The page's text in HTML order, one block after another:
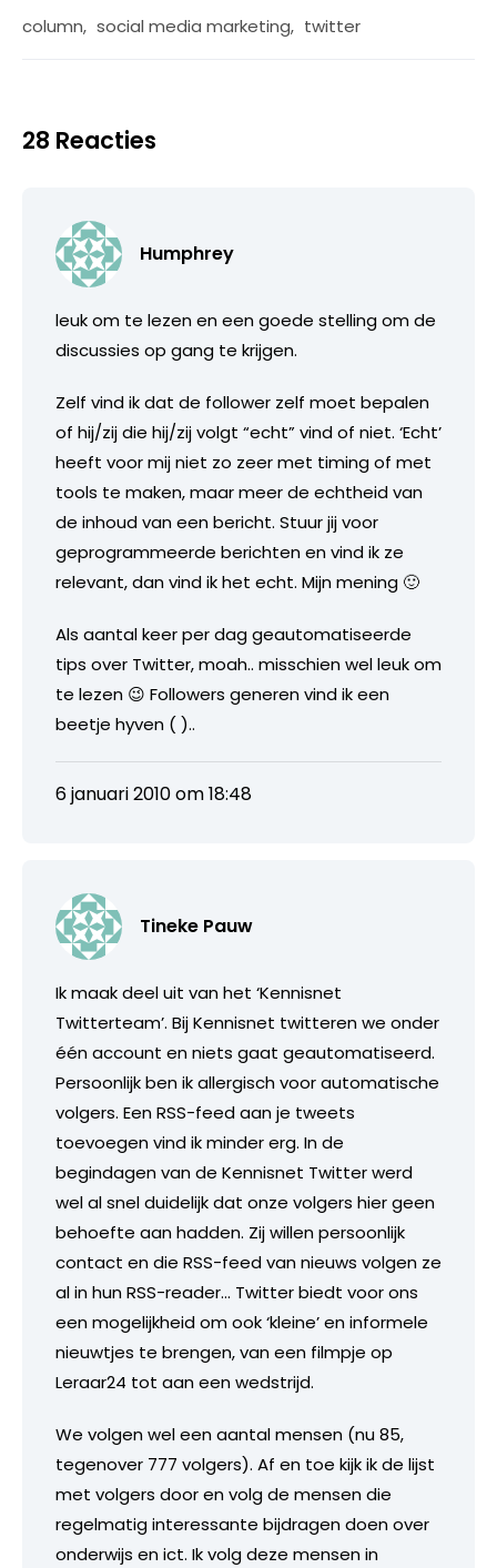
column, social media marketing, twitter
28 Reacties
Humphrey
leuk om te lezen en een goede stelling om de
discussies op gang te krijgen.
Zelf vind ik dat de follower zelf moet bepalen
of hij/zij die hij/zij volgt “echt” vind of niet. ‘Echt’
heeft voor mij niet zo zeer met timing of met
tools te maken, maar meer de echtheid van
de inhoud van een bericht. Stuur jij voor
geprogrammeerde berichten en vind ik ze
relevant, dan vind ik het echt. Mijn mening 🙂
Als aantal keer per dag geautomatiseerde
tips over Twitter, moah.. misschien wel leuk om
te lezen 😉 Followers generen vind ik een
beetje hyven ( )..
6 januari 2010 om 18:48
Tineke Pauw
Ik maak deel uit van het ‘Kennisnet
Twitterteam’. Bij Kennisnet twitteren we onder
één account en niets gaat geautomatiseerd.
Persoonlijk ben ik allergisch voor automatische
volgers. Een RSS-feed aan je tweets
toevoegen vind ik minder erg. In de
begindagen van de Kennisnet Twitter werd
wel al snel duidelijk dat onze volgers hier geen
behoefte aan hadden. Zij willen persoonlijk
contact en die RSS-feed van nieuws volgen ze
al in hun RSS-reader… Twitter biedt voor ons
een mogelijkheid om ook ‘kleine’ en informele
nieuwtjes te brengen, van een filmpje op
Leraar24 tot aan een wedstrijd.
We volgen wel een aantal mensen (nu 85,
tegenover 777 volgers). Af en toe kijk ik de lijst
met volgers door en volg de mensen die
regelmatig interessante bijdragen doen over
onderwijs en ict. Ik volg deze mensen in